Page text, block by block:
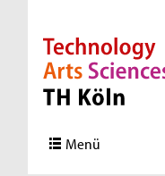
Direkt zur
Direkt zur
Direkt zum Inhalt
Direkt zum Fußbereich
Menü